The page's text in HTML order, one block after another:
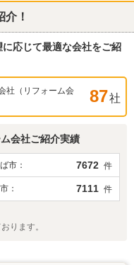
！
応じて最適な会社をご紹
社（リフォーム会
87社
会社ご紹介実績
市 7672 件
7111 件
ります。